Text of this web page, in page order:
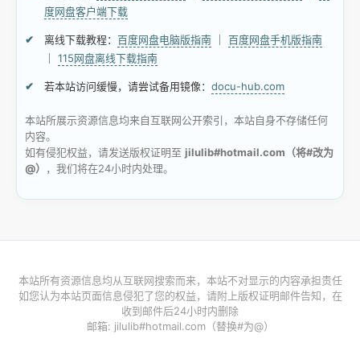
度网盘客户端下载
离线下载教程： 百度网盘电脑版指南
百度网盘手机版指南
115网盘离线下载指南
若本站访问缓慢，请尝试备用镜像： docu-hub.com
本站所展示资源信息均来自互联网公开索引，本站自身不存储任何
内容。
如有侵犯权益，请发送版权证明至 jilulib#hotmail.com（将#改为
@）
，我们将在24小时内处理。
本站所有资源信息均从互联网搜索而来，本站不对显示的内容承担责任
如您认为本站页面信息侵犯了您的权益，请附上版权证明邮件告知，在
收到邮件后24小时内删除
邮箱: jilulib#hotmail.com（替换#为@）